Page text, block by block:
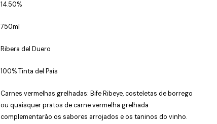
14.50%
750ml
Ribera del Duero
100% Tinta del País
Carnes vermelhas grelhadas: Bife Ribeye, costeletas de borrego
ou quaisquer pratos de carne vermelha grelhada
complementarão os sabores arrojados e os taninos do vinho.